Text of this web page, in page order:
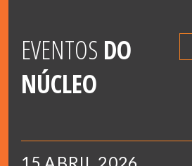
EVENTOS DO
NÚCLEO